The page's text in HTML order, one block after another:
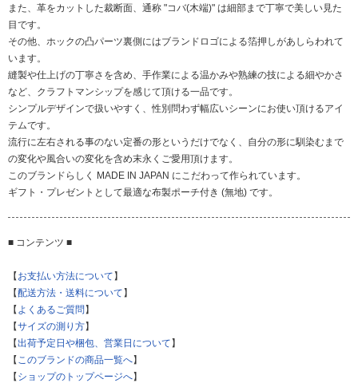
また、革をカットした裁断面、通称 "コバ(木端)" は細部まで丁寧で美しい見た
目です。
その他、ホックの凸パーツ裏側にはブランドロゴによる箔押しがあしらわれて
います。
縫製や仕上げの丁寧さを含め、手作業による温かみや熟練の技による細やかさ
など、クラフトマンシップを感じて頂ける一品です。
シンプルデザインで扱いやすく、性別問わず幅広いシーンにお使い頂けるアイ
テムです。
流行に左右される事のない定番の形というだけでなく、自分の形に馴染むまで
の変化や風合いの変化を含め末永くご愛用頂けます。
このブランドらしく MADE IN JAPAN にこだわって作られています。
ギフト・プレゼントとして最適な布製ポーチ付き (無地) です。
■ コンテンツ ■
【お支払い方法について】
【配送方法・送料について】
【 よくあるご質問】
【サイズの測り方】
【出荷予定日や梱包、営業日について】
【 このブランドの商品一覧へ】
【ショップのトップページへ】